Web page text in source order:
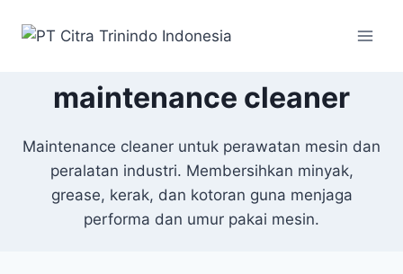
maintenance cleaner
Maintenance cleaner untuk perawatan mesin dan
peralatan industri. Membersihkan minyak,
grease, kerak, dan kotoran guna menjaga
performa dan umur pakai mesin.